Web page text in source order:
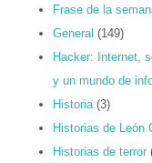
Frase de la
General (149)
Hacker: Internet,
y un mundo de
Historia(3)
Historias de León
Historias de terror